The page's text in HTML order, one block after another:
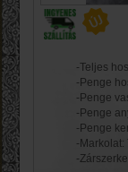
-Teljes
-Penge
-Penge
-Penge
-Penge
-Markolat:
-